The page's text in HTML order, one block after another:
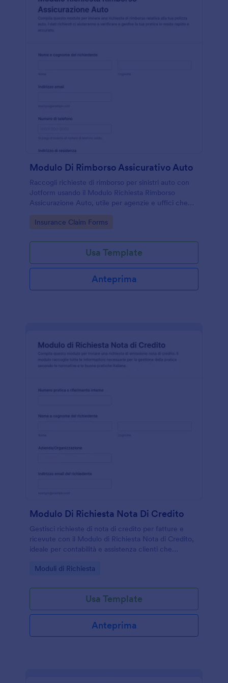
Modulo Di Rimborso Assicurativo Auto
Raccogli richieste di rimborso per sinistri auto con
Jotform usando il Modulo Richiesta Rimborso
Assicurazione Auto, utile per agenzie e uffici che
gestiscono la raccolta dati e ogni invio del modulo
online.
Go to Category:
Insurance Claim Forms
Usa Template
Anteprima
Modulo Di Richiesta Nota Di Credito
Gestisci richieste di nota di credito per fatture e
ricevute con il Modulo di Richiesta Nota di Credito,
ideale per contabilità e assistenza clienti che
risposta del modulo.
Go to Category:
Moduli di Richiesta
Usa Template
Anteprima